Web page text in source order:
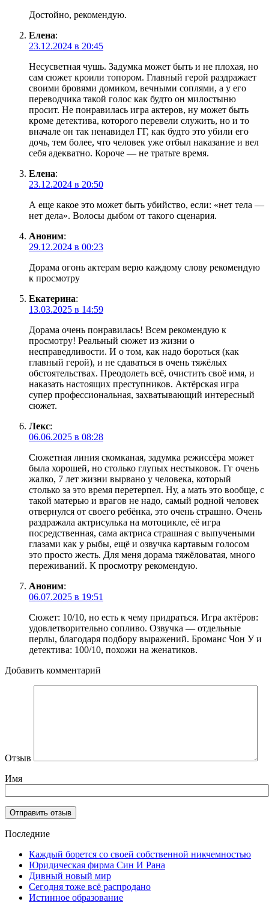
Достойно, рекомендую.
Елена:
23.12.2024 в 20:45
Несусветная чушь. Задумка может быть и не плохая, но
сам сюжет кроили топором. Главный герой раздражает
своими бровями домиком, вечными соплями, а у его
переводчика такой голос как будто он милостыню
просит. Не понравилась игра актеров, ну может быть
кроме детектива, которого перевели служить, но и то
вначале он так ненавидел ГГ, как будто это убили его
дочь, тем более, что человек уже отбыл наказание и вел
себя адекватно. Короче — не тратьте время.
Елена:
23.12.2024 в 20:50
А еще какое это может быть убийство, если: «нет тела —
нет дела». Волосы дыбом от такого сценария.
Аноним:
29.12.2024 в 00:23
Дорама огонь актерам верю каждому слову рекомендую
к просмотру
Екатерина:
13.03.2025 в 14:59
Дорама очень понравилась! Всем рекомендую к
просмотру! Реальный сюжет из жизни о
несправедливости. И о том, как надо бороться (как
главный герой), и не сдаваться в очень тяжёлых
обстоятельствах. Преодолеть всё, очистить своё имя, и
наказать настоящих преступников. Актёрская игра
супер профессиональная, захватывающий интересный
сюжет.
Лекс:
06.06.2025 в 08:28
Сюжетная линия скомканая, задумка режиссёра может
была хорошей, но столько глупых нестыковок. Гг очень
жалко, 7 лет жизни вырвано у человека, который
столько за это время перетерпел. Ну, а мать это вообще, с
такой матерью и врагов не надо, самый родной человек
отвернулся от своего ребёнка, это очень страшно. Очень
раздражала актрисулька на мотоцикле, её игра
посредственная, сама актриса страшная с выпучеными
глазами как у рыбы, ещё и озвучка картавым голосом
это просто жесть. Для меня дорама тяжёловатая, много
переживаний. К просмотру рекомендую.
Аноним:
06.07.2025 в 19:51
Сюжет: 10/10, но есть к чему придраться. Игра актёров:
удовлетворительно сопливо. Озвучка — отдельные
перлы, благодаря подбору выражений. Броманс Чон У и
детектива: 100/10, похожи на женатиков.
Добавить комментарий
Отзыв
Имя
Последние
Каждый борется со своей собственной никчемностью
Юридическая фирма Син И Рана
Дивный новый мир
Сегодня тоже всё распродано
Истинное образование